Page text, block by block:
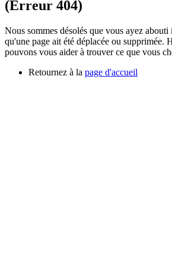
(Erreur 404)
Nous sommes désolés que vous ayez
qu'une page ait été déplacée ou supprimée.
pouvons vous aider à trouver ce que vous
Retournez à la page d'accueil